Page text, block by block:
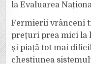
la Evaluarea
Fermierii vrânceni
prețuri prea mici la
și piață tot mai
chestiunea